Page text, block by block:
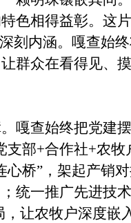
色相得益彰。这
刻内涵。嘎查始
群众在看得见、
查始终把党建摆
部+合作社+农
桥”，架起产销
统一推广先进技
让农牧户深度嵌